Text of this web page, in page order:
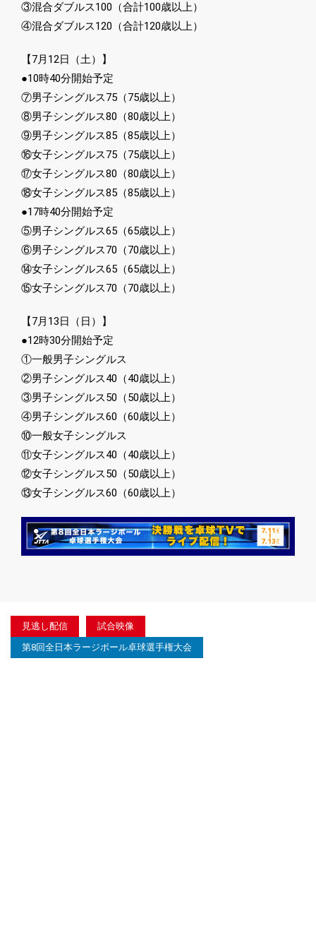
③混合ダブルス100（合計100歳以上）
④混合ダブルス120（合計120歳以上）
【7月12日（土）】
●10時40分開始予定
⑦男子シングルス75（75歳以上）
⑧男子シングルス80（80歳以上）
⑨男子シングルス85（85歳以上）
⑯女子シングルス75（75歳以上）
⑰女子シングルス80（80歳以上）
⑱女子シングルス85（85歳以上）
●17時40分開始予定
⑤男子シングルス65（65歳以上）
⑥男子シングルス70（70歳以上）
⑭女子シングルス65（65歳以上）
⑮女子シングルス70（70歳以上）
【7月13日（日）】
●12時30分開始予定
①一般男子シングルス
②男子シングルス40（40歳以上）
③男子シングルス50（50歳以上）
④男子シングルス60（60歳以上）
⑩一般女子シングルス
⑪女子シングルス40（40歳以上）
⑫女子シングルス50（50歳以上）
⑬女子シングルス60（60歳以上）
見逃し配信
試合映像
第8回全日本ラージボール卓球選手権大会